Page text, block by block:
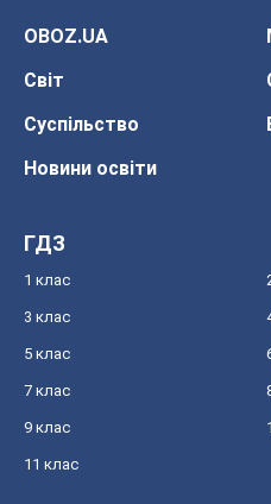
OBOZ.UA
Світ
Суспільство
Новини освіти
ГДЗ
1 клас
3 клас
5 клас
7 клас
9 клас
11 клас